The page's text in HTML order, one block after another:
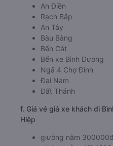
An Điền
Rạch Bắp
An Tây
Bàu Bàng
Bến Cát
Bến xe Bình Dương
Ngã 4 Chợ Đình
Đại Nam
Đất Thánh
f. Giá vé giá xe khách đi
Hiệp
giường nằm